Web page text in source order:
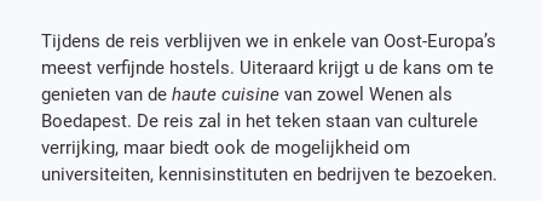
Tijdens de reis verblijven we in enkele van Oost-Europa’s
meest verfijnde hostels. Uiteraard krijgt u de kans om te
genieten van dehaute cuisine van zowel Wenen als
Boedapest. De reis zal in het teken staan van culturele
verrijking, maar biedt ook de mogelijkheid om
universiteiten, kennisinstituten en bedrijven te bezoeken.